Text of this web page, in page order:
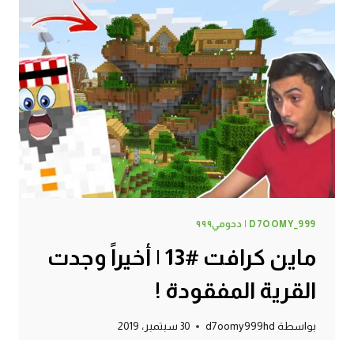
D7OOMY_999 | دحومي٩٩٩
ماين كرافت #13 | أخيراً وجدت
القرية المفقودة !
بواسطة d7oomy999hd 30 سبتمبر، 2019